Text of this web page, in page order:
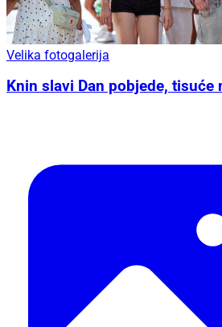
Velika fotogalerija
Knin slavi Dan pobjede, tisuće